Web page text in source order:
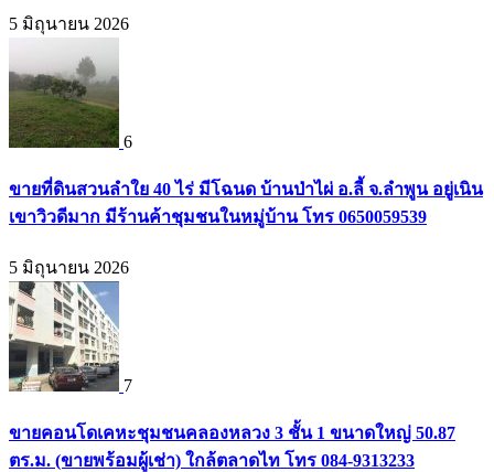
5 มิถุนายน 2026
6
ขายที่ดินสวนลำใย 40 ไร่ มีโฉนด บ้านป่าไผ่ อ.ลี้ จ.ลำพูน อยู่เนิน
เขาวิวดีมาก มีร้านค้าชุมชนในหมู่บ้าน โทร 0650059539
5 มิถุนายน 2026
7
ขายคอนโดเคหะชุมชนคลองหลวง 3 ชั้น 1 ขนาดใหญ่ 50.87
ตร.ม. (ขายพร้อมผู้เช่า) ใกล้ตลาดไท โทร 084-9313233